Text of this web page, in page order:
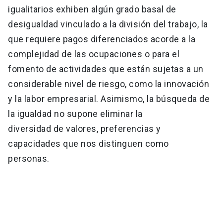
igualitarios exhiben algún grado basal de
desigualdad vinculado a la división del trabajo, la
que requiere pagos diferenciados acorde a la
complejidad de las ocupaciones o para el
fomento de actividades que están sujetas a un
considerable nivel de riesgo, como la innovación
y la labor empresarial. Asimismo, la búsqueda de
la igualdad no supone eliminar la
diversidad de valores, preferencias y
capacidades que nos distinguen como
personas.